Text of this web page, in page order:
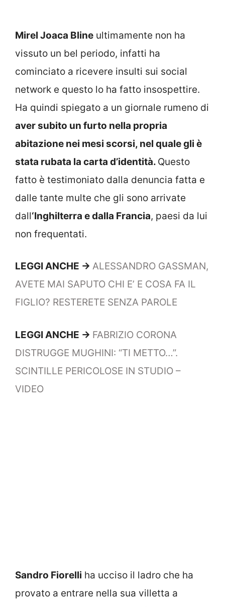
Mirel Joaca Bline ultimamente non ha
vissuto un bel periodo, infatti ha
cominciato a ricevere insulti sui social
network e questo lo ha fatto insospettire.
Ha quindi spiegato a un giornale rumeno di
aver subito un furto nella propria
abitazione nei mesi scorsi, nel quale gli è
stata rubata la carta d’identità. Questo
fatto è testimoniato dalla denuncia fatta e
dalle tante multe che gli sono arrivate
dall‘Inghilterra e dalla Francia, paesi da lui
non frequentati.
LEGGI ANCHE -> ALESSANDRO GASSMAN,
AVETE MAI SAPUTO CHI E’ E COSA FA IL
FIGLIO? RESTERETE SENZA PAROLE
LEGGI ANCHE -> FABRIZIO CORONA
DISTRUGGE MUGHINI: “TI METTO…”.
SCINTILLE PERICOLOSE IN STUDIO –
VIDEO
Sandro Fiorelli ha ucciso il ladro che ha
provato a entrare nella sua villetta a